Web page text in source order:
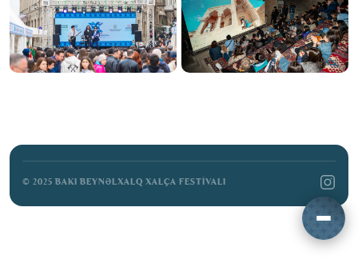
FORUM
FESTİVAL TƏDBİRLƏRİ
MİSSİYA
TƏRƏFDAŞLAR
BİZİMLƏ ƏLAQƏ
© 2025 BAKI BEYNƏLXALQ XALÇA FESTIVALI